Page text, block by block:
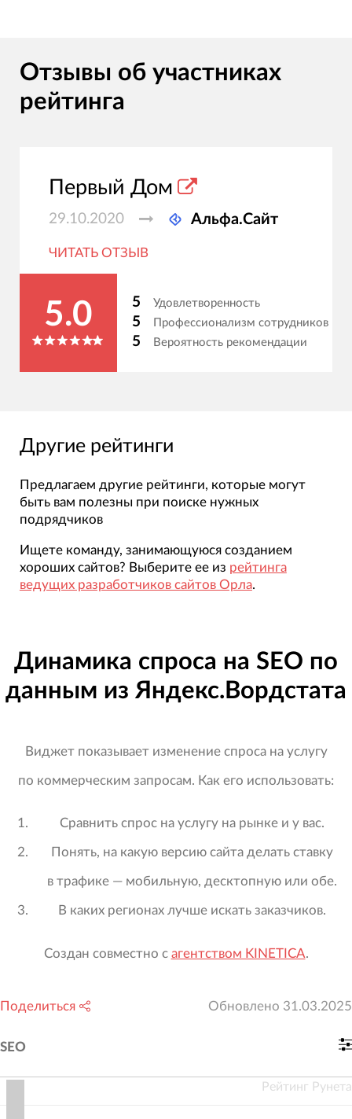
Отзывы об участниках
рейтинга
Первый Дом
29.10.2020 Альфа.Сайт
ЧИТАТЬ ОТЗЫВ
5.0 5 Удовлетворенность
5 Профессионализм сотрудников
5 Вероятность рекомендации
Другие рейтинги
Предлагаем другие рейтинги, которые могут
быть вам полезны при поиске нужных
подрядчиков
Ищете команду, занимающуюся созданием
хороших сайтов? Выберите ее из рейтинга
ведущих разработчиков сайтов Орла.
Динамика спроса на SEO по
данным из Яндекс.Вордстата
Виджет показывает изменение спроса на услугу
по коммерческим запросам. Как его использовать:
Сравнить спрос на услугу на рынке и у вас.
Понять, на какую версию сайта делать ставку
в трафике — мобильную, десктопную или обе.
В каких регионах лучше искать заказчиков.
Создан совместно с агентством KINETICA.
Поделиться Обновлено 31.03.2025
SEO
Рейтинг Рунета